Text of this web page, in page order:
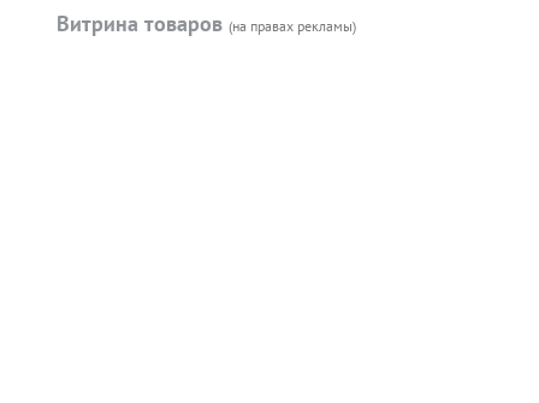
Витрина товаров (на правах рекламы)